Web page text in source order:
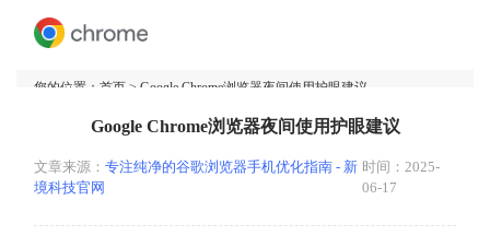
您的位置： 首页 > Google Chrome浏览器夜间使用护眼建议
Google Chrome浏览器夜间使用护眼建议
文章来源： 专注纯净的谷歌浏览器手机优化指南 - 新
境科技官网
时间：2025-
06-17